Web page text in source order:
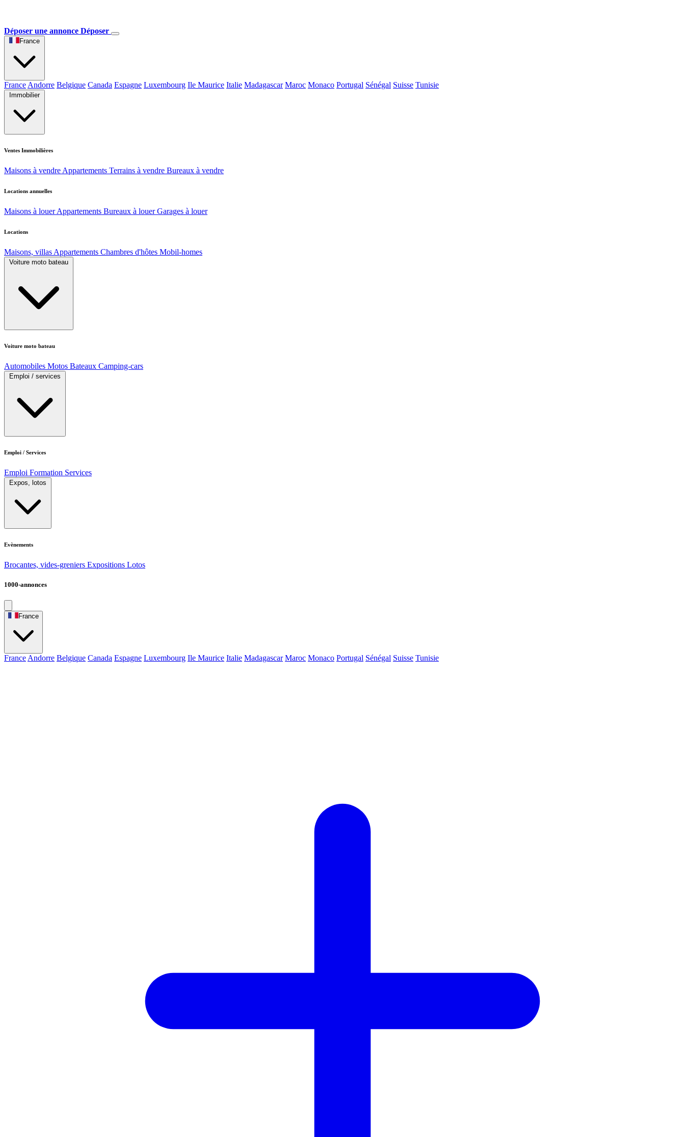
Déposer une annonce Déposer
France
France Andorre Belgique Canada Espagne Luxembourg Ile Maurice Italie Madagascar Maroc Monaco Portugal Sénégal Suisse Tunisie
Immobilier
Ventes Immobilières
Maisons à vendre Appartements Terrains à vendre Bureaux à vendre
Locations annuelles
Maisons à louer Appartements Bureaux à louer Garages à louer
Locations
Maisons, villas Appartements Chambres d'hôtes Mobil-homes
Voiture moto bateau
Voiture moto bateau
Automobiles Motos Bateaux Camping-cars
Emploi / services
Emploi / Services
Emploi Formation Services
Expos, lotos
Evènements
Brocantes, vides-greniers Expositions Lotos
1000-annonces
France
France Andorre Belgique Canada Espagne Luxembourg Ile Maurice Italie Madagascar Maroc Monaco Portugal Sénégal Suisse Tunisie